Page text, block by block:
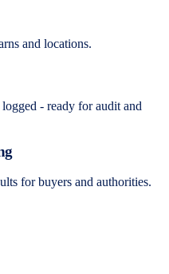
and locations.
- ready for audit and
for buyers and authorities.